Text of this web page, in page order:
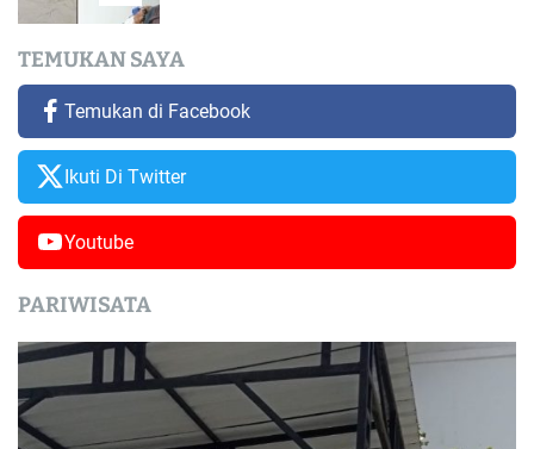
TEMUKAN SAYA
Temukan di Facebook
Ikuti Di Twitter
Youtube
PARIWISATA